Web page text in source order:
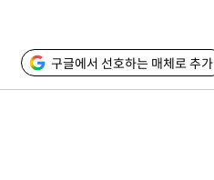
구글에서 선호하는 매체로 추가